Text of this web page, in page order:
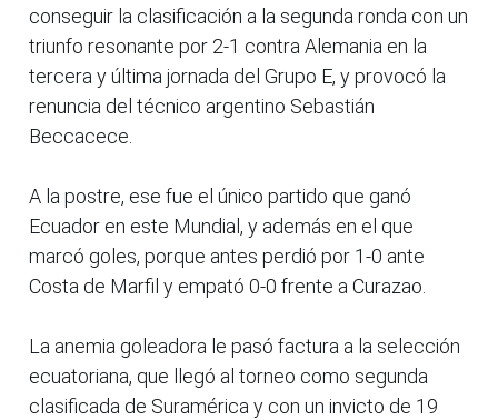
conseguir la clasificación a la segunda ronda con un
triunfo resonante por 2-1 contra Alemania en la
tercera y última jornada del Grupo E, y provocó la
renuncia del técnico argentino Sebastián
Beccacece.
A la postre, ese fue el único partido que ganó
Ecuador en este Mundial, y además en el que
marcó goles, porque antes perdió por 1-0 ante
Costa de Marfil y empató 0-0 frente a Curazao.
La anemia goleadora le pasó factura a la selección
ecuatoriana, que llegó al torneo como segunda
clasificada de Suramérica y con un invicto de 19